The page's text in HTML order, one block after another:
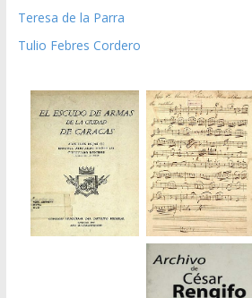
Teresa de la Parra
Tulio Febres Cordero